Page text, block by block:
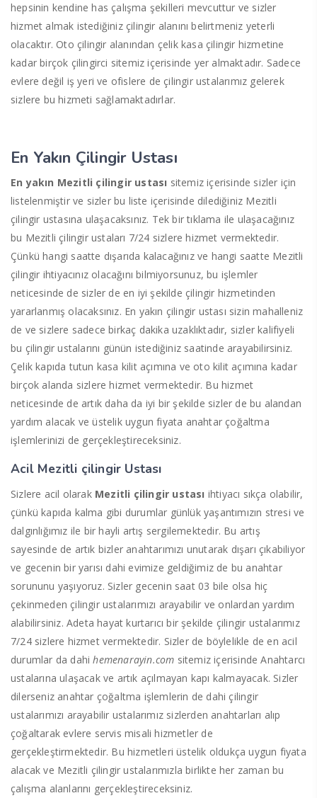
hepsinin kendine has çalışma şekilleri mevcuttur ve sizler
hizmet almak istediğiniz çilingir alanını belirtmeniz yeterli
olacaktır. Oto çilingir alanından çelik kasa çilingir hizmetine
kadar birçok çilingirci sitemiz içerisinde yer almaktadır. Sadece
evlere değil iş yeri ve ofislere de çilingir ustalarımız gelerek
sizlere bu hizmeti sağlamaktadırlar.
En Yakın Çilingir Ustası
En yakın Mezitli çilingir ustası sitemiz içerisinde sizler için
listelenmiştir ve sizler bu liste içerisinde dilediğiniz Mezitli
çilingir ustasına ulaşacaksınız. Tek bir tıklama ile ulaşacağınız
bu Mezitli çilingir ustaları 7/24 sizlere hizmet vermektedir.
Çünkü hangi saatte dışarıda kalacağınız ve hangi saatte Mezitli
çilingir ihtiyacınız olacağını bilmiyorsunuz, bu işlemler
neticesinde de sizler de en iyi şekilde çilingir hizmetinden
yararlanmış olacaksınız. En yakın çilingir ustası sizin mahalleniz
de ve sizlere sadece birkaç dakika uzaklıktadır, sizler kalifiyeli
bu çilingir ustalarını günün istediğiniz saatinde arayabilirsiniz.
Çelik kapıda tutun kasa kilit açımına ve oto kilit açımına kadar
birçok alanda sizlere hizmet vermektedir. Bu hizmet
neticesinde de artık daha da iyi bir şekilde sizler de bu alandan
yardım alacak ve üstelik uygun fiyata anahtar çoğaltma
işlemlerinizi de gerçekleştireceksiniz.
Acil Mezitli çilingir Ustası
Sizlere acil olarak Mezitli çilingir ustası ihtiyacı sıkça olabilir,
çünkü kapıda kalma gibi durumlar günlük yaşantımızın stresi ve
dalgınlığımız ile bir hayli artış sergilemektedir. Bu artış
sayesinde de artık bizler anahtarımızı unutarak dışarı çıkabiliyor
ve gecenin bir yarısı dahi evimize geldiğimiz de bu anahtar
sorununu yaşıyoruz. Sizler gecenin saat 03 bile olsa hiç
çekinmeden çilingir ustalarımızı arayabilir ve onlardan yardım
alabilirsiniz. Adeta hayat kurtarıcı bir şekilde çilingir ustalarımız
7/24 sizlere hizmet vermektedir. Sizler de böylelikle de en acil
durumlar da dahihemenarayin.com sitemiz içerisinde Anahtarcı
ustalarına ulaşacak ve artık açılmayan kapı kalmayacak. Sizler
dilerseniz anahtar çoğaltma işlemlerin de dahi çilingir
ustalarımızı arayabilir ustalarımız sizlerden anahtarları alıp
çoğaltarak evlere servis misali hizmetler de
gerçekleştirmektedir. Bu hizmetleri üstelik oldukça uygun fiyata
alacak ve Mezitli çilingir ustalarımızla birlikte her zaman bu
çalışma alanlarını gerçekleştireceksiniz.